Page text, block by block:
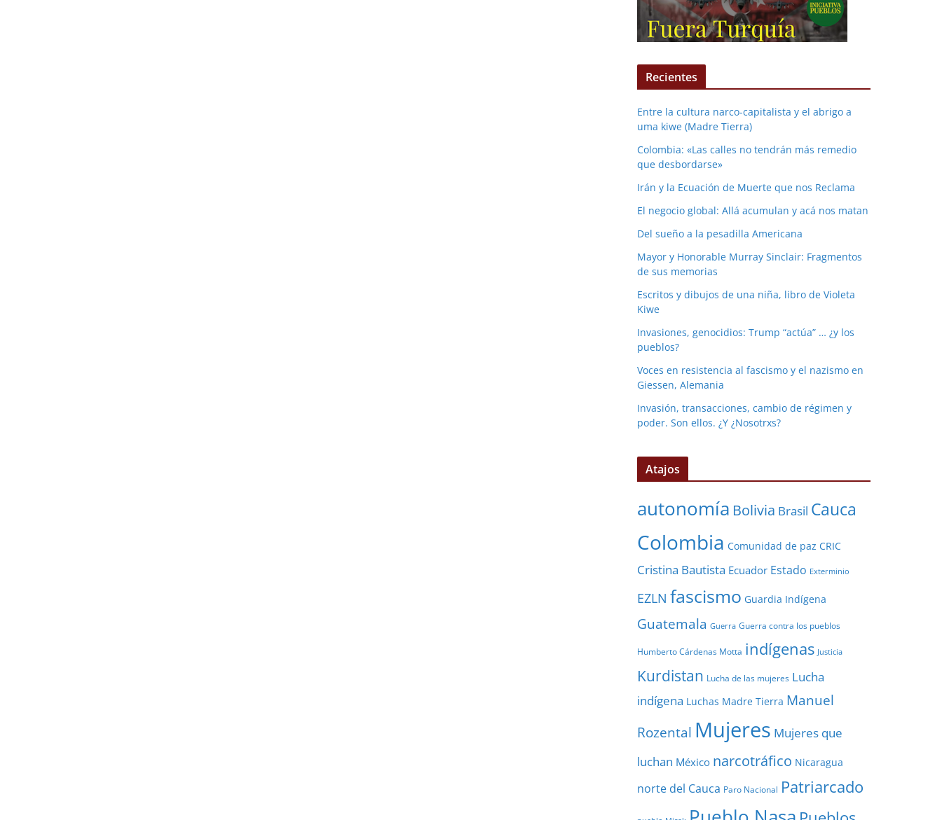
Recientes
Entre la cultura narco-capitalista y el abrigo a
uma kiwe (Madre Tierra)
Colombia: «Las calles no tendrán más remedio
que desbordarse»
Irán y la Ecuación de Muerte que nos Reclama
El negocio global: Allá acumulan y acá nos matan
Del sueño a la pesadilla Americana
Mayor y Honorable Murray Sinclair: Fragmentos
de sus memorias
Escritos y dibujos de una niña, libro de Violeta
Kiwe
Invasiones, genocidios: Trump “actúa” … ¿y los
pueblos?
Voces en resistencia al fascismo y el nazismo en
Giessen, Alemania
Invasión, transacciones, cambio de régimen y
poder. Son ellos. ¿Y ¿Nosotrxs?
Atajos
autonomía Bolivia Brasil Cauca
Colombia Comunidad de paz CRIC
Cristina Bautista Ecuador Estado Exterminio
EZLN fascismo Guardia Indígena
Guatemala Guerra Guerra contra los pueblos
Humberto Cárdenas Motta indígenas Justicia
Kurdistan Lucha de las mujeres Lucha
indígena Luchas Madre Tierra Manuel
Rozental Mujeres Mujeres que
luchan México narcotráfico Nicaragua
norte del Cauca Paro Nacional Patriarcado